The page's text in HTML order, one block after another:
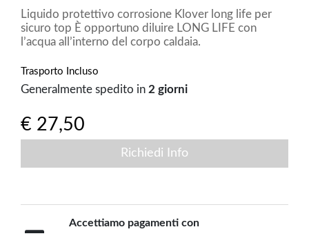
Liquido protettivo corrosione Klover long life per
sicuro top È opportuno diluire LONG LIFE con
l’acqua all’interno del corpo caldaia.
Trasporto Incluso
Generalmente spedito in 2 giorni
€ 27,50
Richiedi Info
Accettiamo pagamenti con